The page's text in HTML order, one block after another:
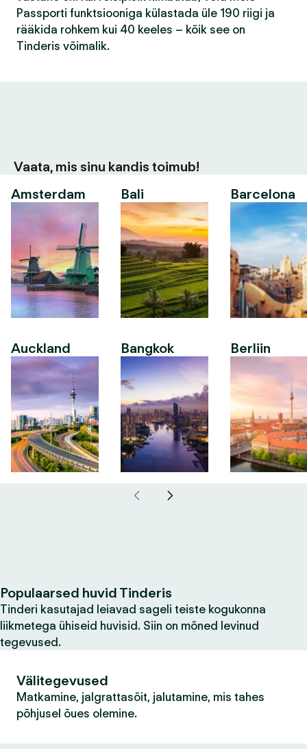
Passporti funktsiooniga külastada üle 190 riigi ja
rääkida rohkem kui 40 keeles – kõik see on
Tinderis võimalik.
Vaata, mis sinu kandis toimub!
Amsterdam
Auckland
Bali
Bangkok
Barcelona
Berliin
Populaarsed huvid Tinderis
Tinderi kasutajad leiavad sageli teiste kogukonna
liikmetega ühiseid huvisid. Siin on mõned levinud
tegevused.
Välitegevused
Matkamine, jalgrattasõit, jalutamine, mis tahes
põhjusel õues olemine.